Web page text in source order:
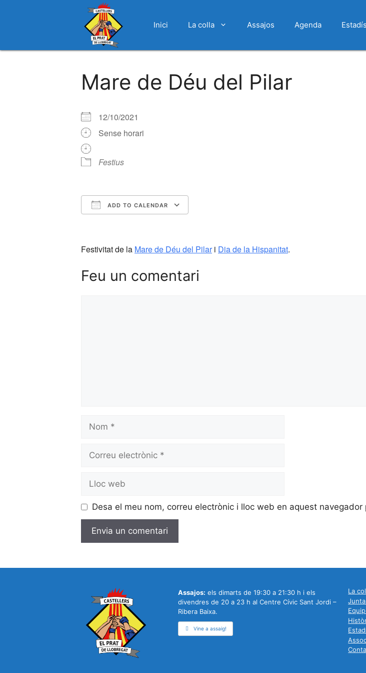
Inici La colla Assajos Agenda
Mare de Déu del Pilar
12/10/2021
Sense horari
Festius
ADD TO CALENDAR
Festivitat de la Mare de Déu del Pilari Dia de la Hispanitat.
Feu un comentari
electrònic
web
Desa el meu nom, correu electrònic i lloc web en aquest
Assajos: els dimarts de 19:30 a 21:30 h i els
divendres de 20 a 23 h al Centre Cívic Sant Jordi –
Ribera Baixa.
Vine a assaig!
La